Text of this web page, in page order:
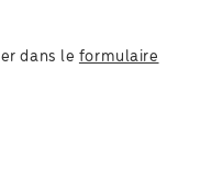
dans le formulaire